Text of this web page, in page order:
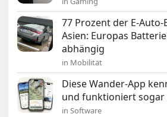
77 Prozent der E-
Asien: Europas
abhängig
in Mobilität
Diese Wander-App
und funktioniert
in Software